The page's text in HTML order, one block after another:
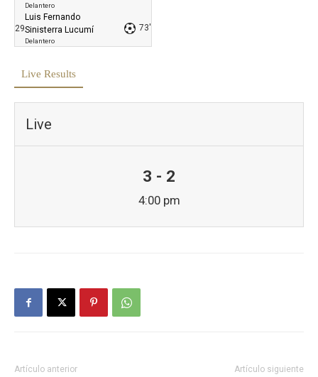
Delantero
29
Luis Fernando
Sinisterra Lucumí
Delantero
73'
Live Results
Live
3 - 2
4:00 pm
Artículo anterior Artículo siguiente